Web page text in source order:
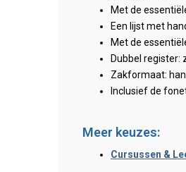
Met de
Een lijst met
Met de
Dubbel register:
Zakformaat:
Inclusief de
Meer keuzes:
Cursussen &